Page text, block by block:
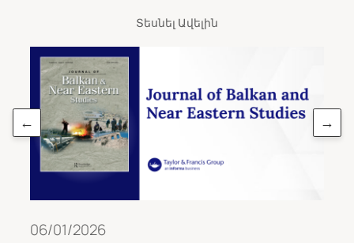
Տեսնել Ավելին
06/01/2026
← →